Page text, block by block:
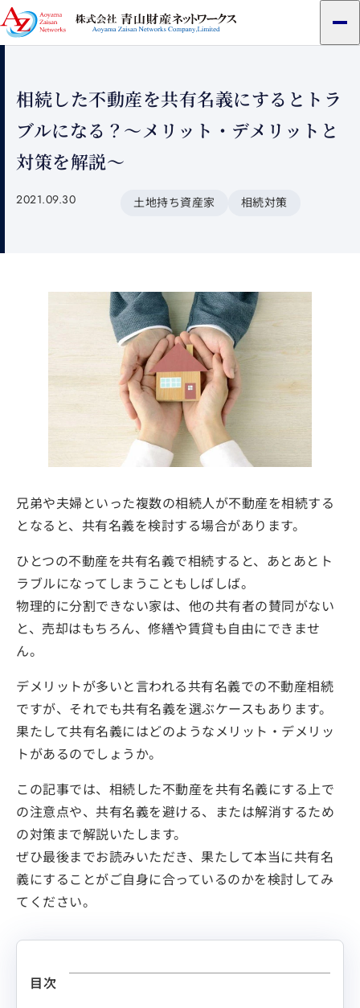
メ
ニ
相続した不動産を共有名義にするとトラ
ブルになる？～メリット・デメリットと
対策を解説～
2021.09.30 土地持ち資産家 相続対策
兄弟や夫婦といった複数の相続人が不動産を相続する
となると、共有名義を検討する場合があります。
ひとつの不動産を共有名義で相続すると、あとあとト
ラブルになってしまうこともしばしば。
物理的に分割できない家は、他の共有者の賛同がない
と、売却はもちろん、修繕や賃貸も自由にできませ
ん。
デメリットが多いと言われる共有名義での不動産相続
ですが、それでも共有名義を選ぶケースもあります。
果たして共有名義にはどのようなメリット・デメリッ
トがあるのでしょうか。
この記事では、相続した不動産を共有名義にする上で
の注意点や、共有名義を避ける、または解消するため
の対策まで解説いたします。
ぜひ最後までお読みいただき、果たして本当に共有名
義にすることがご自身に合っているのかを検討してみ
てください。
目次